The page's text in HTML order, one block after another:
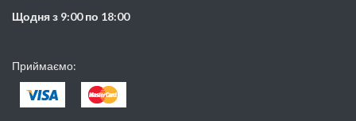
Щодня з 9:00 по 18:00
Приймаємо: